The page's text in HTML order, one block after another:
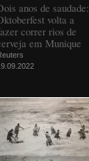
anos de saudade:
volta a
correr rios de
em Munique